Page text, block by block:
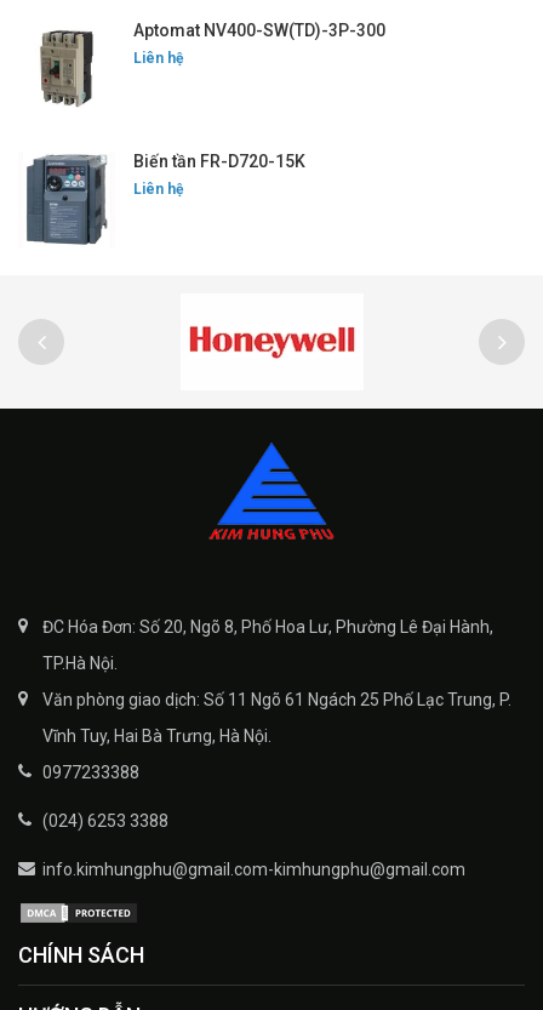
Aptomat NV400-SW(TD)-3P-300
Liên hệ
Biến tần FR-D720-15K
Liên hệ
ĐC Hóa Đơn: Số 20, Ngõ 8, Phố Hoa Lư, Phường Lê Đại Hành,
TP.Hà Nội.
Văn phòng giao dịch: Số 11 Ngõ 61 Ngách 25 Phố Lạc Trung, P.
Vĩnh Tuy, Hai Bà Trưng, Hà Nội.
0977233388
(024) 6253 3388
info.kimhungphu@gmail.com-kimhungphu@gmail.com
CHÍNH SÁCH